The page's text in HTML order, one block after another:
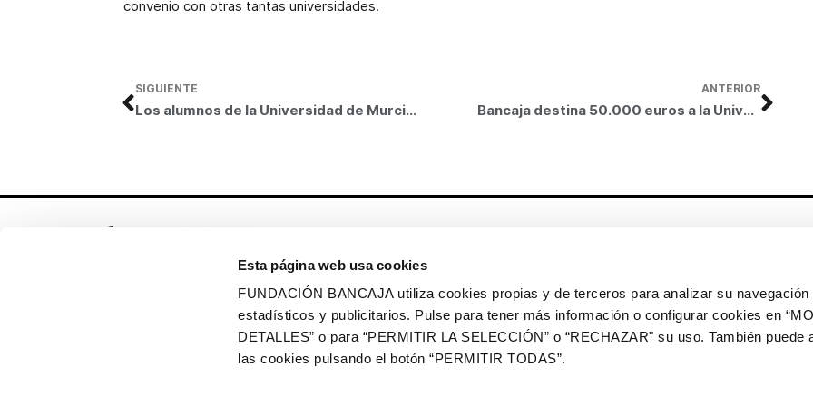
Esta página web usa cookies
FUNDACIÓN BANCAJA utiliza cookies propias y de terceros para analizar su navegación
estadísticos y publicitarios. Pulse para tener más información o configurar cookies en
DETALLES” o para “PERMITIR LA SELECCIÓN” o “RECHAZAR" su uso. También puede
las cookies pulsando el botón “PERMITIR TODAS”.
convenio con otras tantas universidades.
ANTERIOR
Bancaja destina 50.000 euros a la Universidad de Valladolid para becas de movilidad internacional
SIGUIENTE
Los alumnos de la Universidad de Murcia becados por Bancaja reciben las credenciales para continuar sus estudios en el extranjero
Colección de arte
Solicitud de imágenes de la
colección de arte
Publicaciones